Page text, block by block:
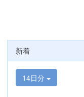
新着
14日分